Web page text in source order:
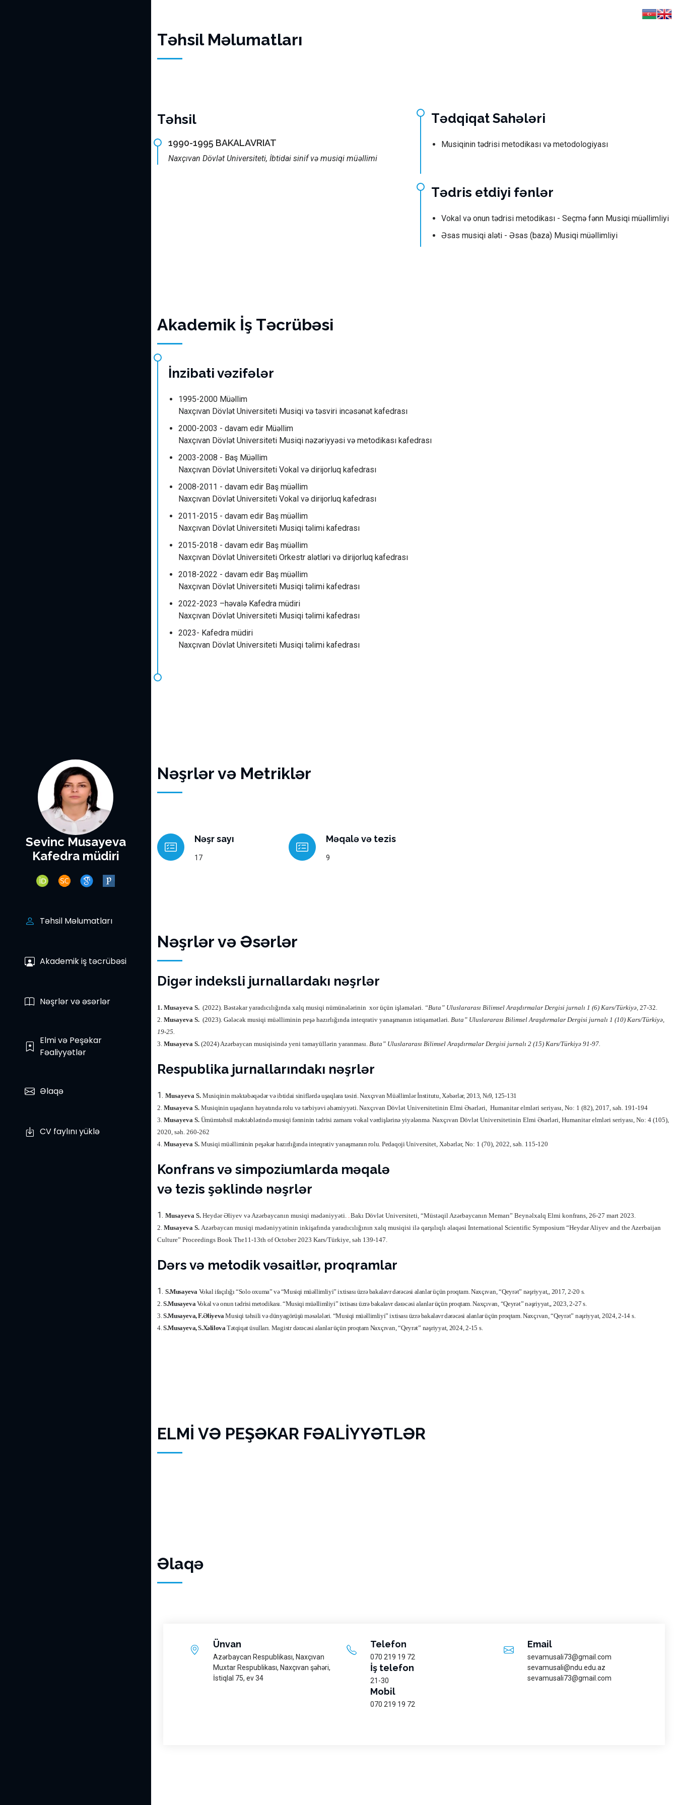
Sevinc Musayeva
Kafedra müdiri
Təhsil Məlumatları
Akademik iş təcrübəsi
Nəşrlər və əsərlər
Elmi və Peşəkar
Fəaliyyətlər
Əlaqə
CV faylını yüklə
Təhsil Məlumatları
Təhsil
1990-1995 BAKALAVRIAT
Naxçıvan Dövlət Universiteti, İbtidai sinif və musiqi müəllimi
Tədqiqat Sahələri
Musiqinin tədrisi metodikası və metodologiyası
Tədris etdiyi fənlər
Vokal və onun tədrisi metodikası - Seçmə fənn Musiqi müəllimliyi
Əsas musiqi aləti - Əsas (baza) Musiqi müəllimliyi
Akademik İş Təcrübəsi
İnzibati vəzifələr
1995-2000 Müəllim
Naxçıvan Dövlət Universiteti Musiqi və təsviri incəsənət kafedrası
2000-2003 - davam edir Müəllim
Naxçıvan Dövlət Universiteti Musiqi nəzəriyyəsi və metodikası kafedrası
2003-2008 - Baş Müəllim
Naxçıvan Dövlət Universiteti Vokal və dirijorluq kafedrası
2008-2011 - davam edir Baş müəllim
Naxçıvan Dövlət Universiteti Vokal və dirijorluq kafedrası
2011-2015 - davam edir Baş müəllim
Naxçıvan Dövlət Universiteti Musiqi təlimi kafedrası
2015-2018 - davam edir Baş müəllim
Naxçıvan Dövlət Universiteti Orkestr alətləri və dirijorluq kafedrası
2018-2022 - davam edir Baş müəllim
Naxçıvan Dövlət Universiteti Musiqi təlimi kafedrası
2022-2023 –həvalə Kafedra müdiri
Naxçıvan Dövlət Universiteti Musiqi təlimi kafedrası
2023- Kafedra müdiri
Naxçıvan Dövlət Universiteti Musiqi təlimi kafedrası
Nəşrlər və Metriklər
Nəşr sayı
17
Məqalə və tezis
9
Nəşrlər və Əsərlər
Digər indeksli jurnallardakı nəşrlər
1. Musayeva S. (2022). Bəstəkar yaradıcılığında xalq musiqi nümünələrinin xor üçün işləmələri. “Buta” Uluslararası Bilimsel Araşdırmalar Dergisi jurnalı 1 (6) Kars/Türkiyə, 27-32.
2. Musayeva S. (2023). Gələcək musiqi müəlliminin peşə hazırlığında inteqrativ yanaşmanın istiqamətləri. Buta” Uluslararası Bilimsel Araşdırmalar Dergisi jurnalı 1 (10) Kars/Türkiyə,
19-25.
3. Musayeva S. (2024)Azərbaycan musiqisində yeni təmayüllərin yaranması. Buta” Uluslararası Bilimsel Araşdırmalar Dergisi jurnalı 2 (15) Kars/Türkiyə 91-97.
Respublika jurnallarındakı nəşrlər
1. Musayeva S. Musiqinin məktəbəqədər və ibtidai siniflərdə uşaqlara təsiri. Naxçıvan Müəllimlər İnstitutu, Xəbərlər, 2013, №9, 125-131
2. Musayeva S. Musiqinin uşaqların həyatında rolu və tərbiyəvi əhəmiyyəti.Naxçıvan Dövlət Universitetinin Elmi Əsərləri, Humanitar elmləri seriyası, No: 1 (82), 2017, səh. 191-194
3. Musayeva S. Ümümtəhsil məktəblərində musiqi fənninin tədrisi zamanı vokal vərdişlərinə yiyələnmə. Naxçıvan Dövlət Universitetinin Elmi Əsərləri, Humanitar elmləri seriyası, No: 4 (105),
2020, səh. 260-262
4. Musayeva S. Musiqi müəlliminin peşəkar hazırlığında inteqrativ yanaşmanın rolu. PedaqojiUniversitet, Xəbərlər, No: 1 (70), 2022, səh. 115-120
Konfrans və simpoziumlarda məqalə
və tezis şəklində nəşrlər
1. Musayeva S. Heydər Əliyev və Azərbaycanın musiqi mədəniyyəti. .Bakı Dövlət Universiteti, “Müstəqil Azərbaycanın Memarı” Beynəlxalq Elmi konfrans, 26-27 mart 2023.
2. Musayeva S. Azərbaycan musiqi mədəniyyətinin inkişafında yaradıcılığının xalq musiqisi ilə qarşılıqlı əlaqəsi International Scientific Symposium “Heydar Aliyev and the Azerbaijan
Culture” Proceedings Book The11-13th of October 2023 Kars/Türkiye, səh 139-147.
Dərs və metodik vəsaitlər, proqramlar
1. S.Musayeva Vokal ifaçılığı “Solo oxuma” və “Musiqi müəllimliyi” ixtisası üzrə bakalavr dərəcəsi alanlar üçün proqtam.Naxçıvan, “Qeyrət” nəşriyyat,, 2017, 2-20 s.
2.S.MusayevaVokal və onun tədrisi metodikası. “Musiqi müəllimliyi” ixtisası üzrə bakalavr dərəcəsi alanlar üçün proqtam.Naxçıvan, “Qeyrət” nəşriyyat,, 2023, 2-27 s.
3.S.Musayeva, F.ƏliyevaMusiqi təhsili və dünyagörüşü məsələləri. “Musiqi müəllimliyi” ixtisası üzrə bakalavr dərəcəsi alanlar üçün proqtam.Naxçıvan, “Qeyrət” nəşriyyat, 2024, 2-14 s.
4.S.Musayeva, S.XəlilovaTətqiqat üsulları. Magistrdərəcəsi alanlar üçün proqtamNaxçıvan, “Qeyrət” nəşriyyat, 2024, 2-15 s.
ELMİ VƏ PEŞƏKAR FƏALİYYƏTLƏR
Əlaqə
Ünvan
Azərbaycan Respublikası, Naxçıvan
Muxtar Respublikası, Naxçıvan şəhəri,
İstiqlal 75, ev 34
Telefon
070 219 19 72
İş telefon
21-30
Mobil
070 219 19 72
Email
sevamusali73@gmail.com
sevamusali@ndu.edu.az
sevamusali73@gmail.com